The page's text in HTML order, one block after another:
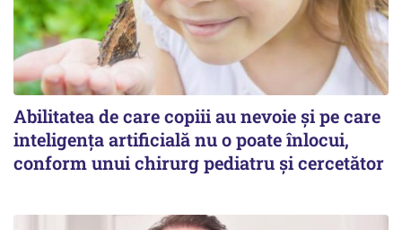
Abilitatea de care copiii au nevoie și pe care
inteligența artificială nu o poate înlocui,
conform unui chirurg pediatru și cercetător